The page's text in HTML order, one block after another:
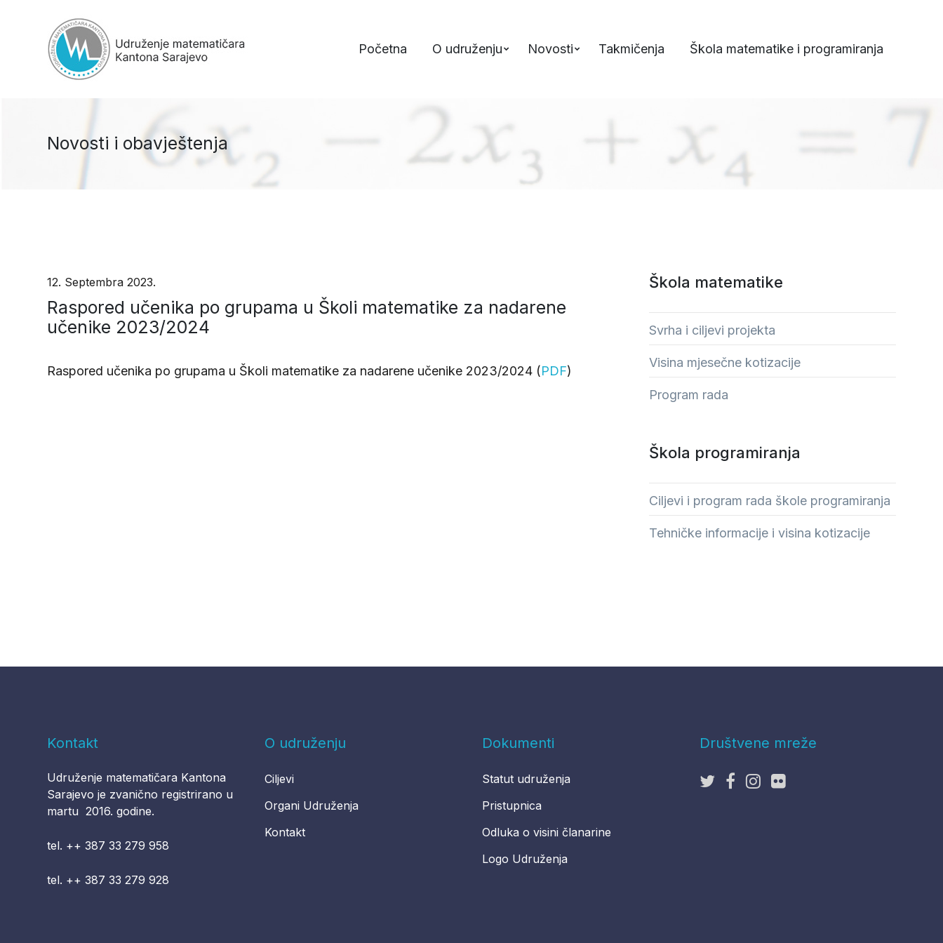
Početna O udruženju Novosti Takmičenja Škola matematike i programiranja
Novosti i obavještenja
12. Septembra 2023.
Raspored učenika po grupama u Školi matematike za nadarene
učenike 2023/2024
Raspored učenika po grupama u Školi matematike za nadarene učenike 2023/2024 (PDF)
Škola matematike
Svrha i ciljevi projekta
Visina mjesečne kotizacije
Program rada
Škola programiranja
Ciljevi i program rada škole programiranja
Tehničke informacije i visina kotizacije
Kontakt
Udruženje matematičara Kantona
Sarajevo je zvanično registrirano u
martu 2016. godine.
tel. ++ 387 33 279 958
tel. ++ 387 33 279 928
O udruženju
Ciljevi
Organi Udruženja
Kontakt
Dokumenti
Statut udruženja
Pristupnica
Odluka o visini članarine
Logo Udruženja
Društvene mreže